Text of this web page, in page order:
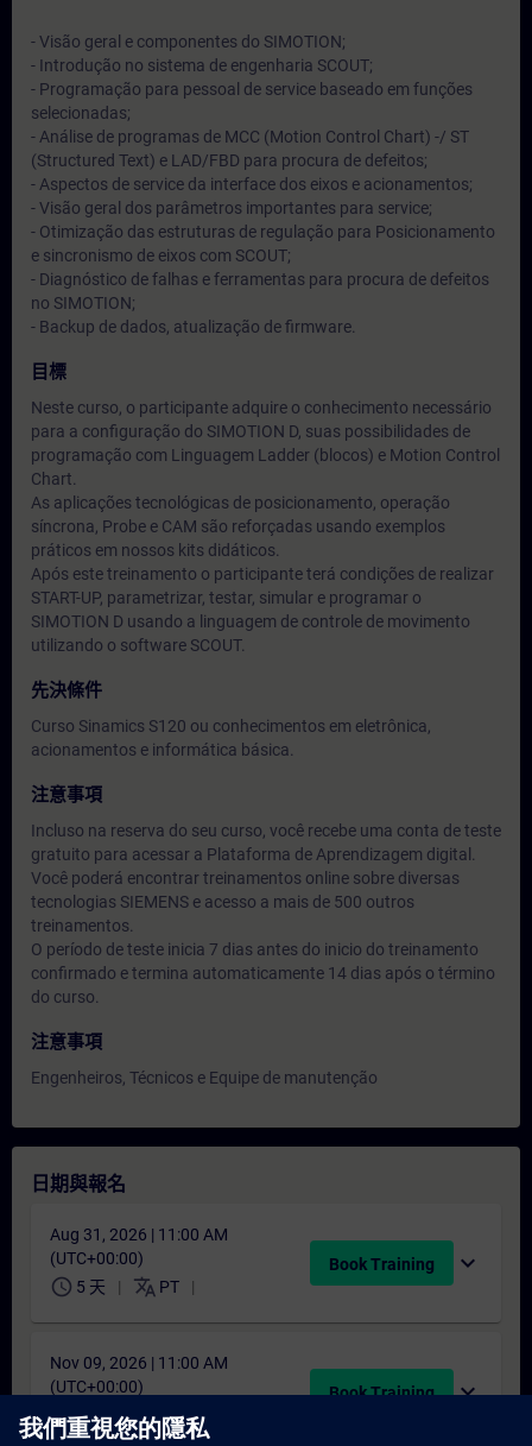
- Visão geral e componentes do SIMOTION;
- Introdução no sistema de engenharia SCOUT;
- Programação para pessoal de service baseado em funções
selecionadas;
- Análise de programas de MCC (Motion Control Chart) -/ ST
(Structured Text) e LAD/FBD para procura de defeitos;
- Aspectos de service da interface dos eixos e acionamentos;
- Visão geral dos parâmetros importantes para service;
- Otimização das estruturas de regulação para Posicionamento
e sincronismo de eixos com SCOUT;
- Diagnóstico de falhas e ferramentas para procura de defeitos
no SIMOTION;
- Backup de dados, atualização de firmware.
目標
Neste curso, o participante adquire o conhecimento necessário
para a configuração do SIMOTION D, suas possibilidades de
programação com Linguagem Ladder (blocos) e Motion Control
Chart.
As aplicações tecnológicas de posicionamento, operação
síncrona, Probe e CAM são reforçadas usando exemplos
práticos em nossos kits didáticos.
Após este treinamento o participante terá condições de realizar
START-UP, parametrizar, testar, simular e programar o
SIMOTION D usando a linguagem de controle de movimento
utilizando o software SCOUT.
先決條件
Curso Sinamics S120 ou conhecimentos em eletrônica,
acionamentos e informática básica.
注意事項
Incluso na reserva do seu curso, você recebe uma conta de teste
gratuito para acessar a Plataforma de Aprendizagem digital.
Você poderá encontrar treinamentos online sobre diversas
tecnologias SIEMENS e acesso a mais de 500 outros
treinamentos.
O período de teste inicia 7 dias antes do inicio do treinamento
confirmado e termina automaticamente 14 dias após o término
do curso.
注意事項
Engenheiros, Técnicos e Equipe de manutenção
日期與報名
Aug 31, 2026 | 11:00 AM
(UTC+00:00)
schedule 5 天 translate PT
Book Training expand_more
Nov 09, 2026 | 11:00 AM
(UTC+00:00)
schedule5 天 translate PT
Book Training expand_more